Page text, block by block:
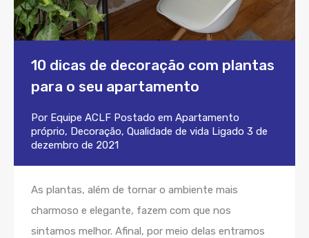
10 dicas de decoração com plantas
para o seu apartamento
Por Equipe ACLF Postado em Apartamento
próprio, Decoração, Qualidade de vida Ligado 3 de
dezembro de 2021
As plantas, além de tornar o ambiente mais
charmoso e elegante, fazem com que nos
sintamos melhor. Afinal, por meio delas entramos